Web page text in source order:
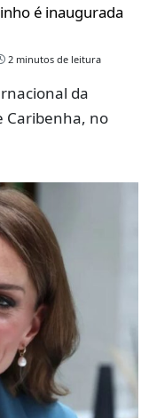
é inaugurada
2 minutos de leitura
da
Caribenha, no